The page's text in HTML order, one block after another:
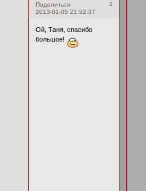
Поделиться
2
2013-01-05 21:52:37
Ой, Таня, спасибо
большое!